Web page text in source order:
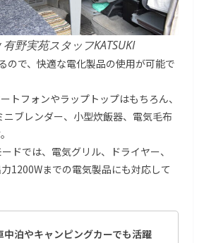
野実苑スタッフKATSUKI
ので、快適な電化製品の使用が可能で
トフォンやラップトップはもちろん、
ニブレンダー、小型炊飯器、電気毛布
ドでは、電気グリル、ドライヤー、
1200Wまでの電気製品にも対応して
中泊やキャンピングカーでも活躍